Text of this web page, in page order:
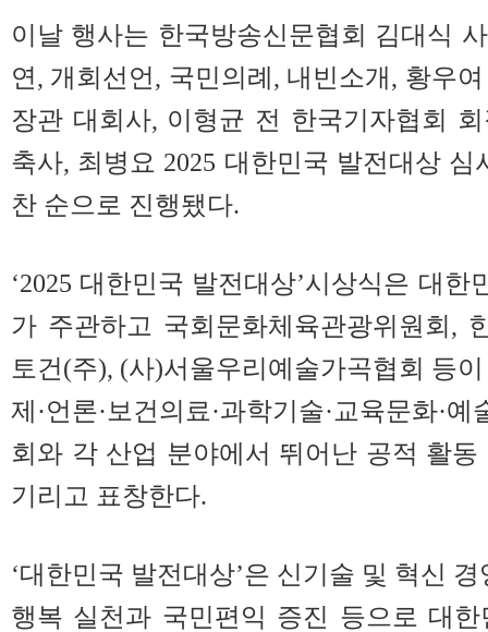
이날 행사는 한국방송신문협회 김대식
연, 개회선언, 국민의례, 내빈소개, 황우
장관 대회사, 이형균 전 한국기자협회
축사, 최병요 2025 대한민국 발전대상
찬 순으로 진행됐다.
‘2025 대한민국 발전대상’시상식은 대
가 주관하고 국회문화체육관광위원회,
토건(주), (사)서울우리예술가곡협회 등
제·언론·보건의료·과학기술·교육문화·
회와 각 산업 분야에서 뛰어난 공적 활동
기리고 표창한다.
‘대한민국 발전대상’은 신기술 및 혁신
행복 실천과 국민편익 증진 등으로 대